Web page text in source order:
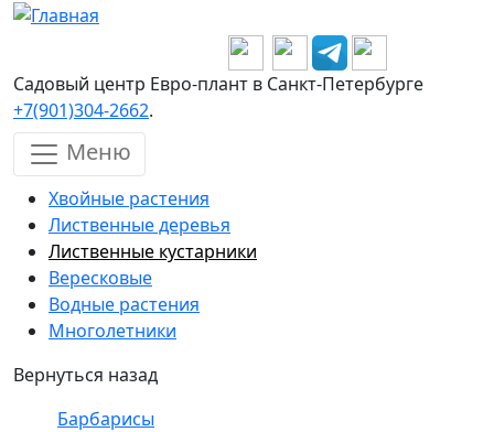
Перейти к основному содержанию
Садовый центр Евро-плант в Санкт-Петербурге
+7(901)304-2662.
Меню
Хвойные растения
Лиственные деревья
Лиственные кустарники
Вересковые
Водные растения
Многолетники
Вернуться назад
Барбарисы